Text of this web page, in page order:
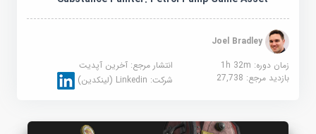
Joel Bradley
زمان دوره: 1h 32m
انتشار مرجع:آخرین آپدیت
بازدید مرجع:27,738 شرکت:Linkedin (لینکدین)